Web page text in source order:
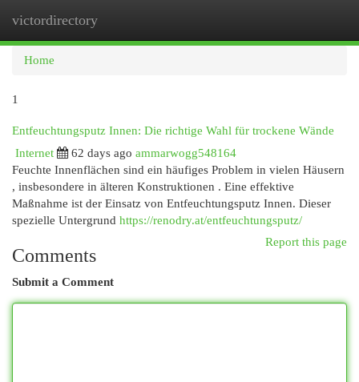
victordirectory
Home
1
Entfeuchtungsputz Innen: Die richtige Wahl für trockene Wände
Internet
62 days ago ammarwogg548164
Feuchte Innenflächen sind ein häufiges Problem in vielen Häusern
, insbesondere in älteren Konstruktionen . Eine effektive
Maßnahme ist der Einsatz von Entfeuchtungsputz Innen. Dieser
spezielle Untergrund https://renodry.at/entfeuchtungsputz/
Report this page
Comments
Submit a Comment